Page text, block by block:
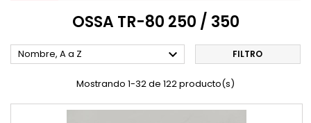
OSSA TR-80 250 / 350
Nombre, A a Z  FILTRO
Mostrando 1-32 de 122 producto(s)